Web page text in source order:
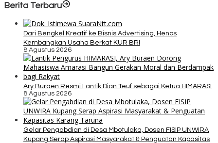
Berita Terbaru
Dari Bengkel Kreatif ke Bisnis Advertising, Henos
Kembangkan Usaha Berkat KUR BRI
8 Agustus 2026
Ary Buraen Resmi Lantik Dian Teuf sebagai Ketua HIMARASI
8 Agustus 2026
Gelar Pengabdian di Desa Mbotulaka, Dosen FISIP UNWIRA
Kupang Serap Aspirasi Masyarakat & Penguatan Kapasitas